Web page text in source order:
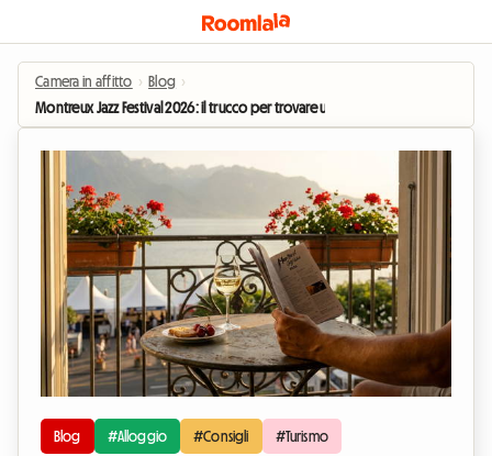
Camera in affitto › Blog ›
Montreux Jazz Festival 2026: il trucco per trovare un alloggio sulla Riviera
Blog #Alloggio #Consigli #Turismo